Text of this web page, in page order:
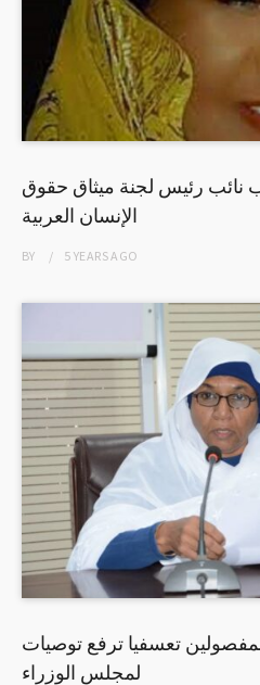
نائب رئيس لجنة ميثاق حقوق
الإنسان العربية
BY 5 YEARSAGO
تعسفيا ترفع توصيات
لمجلس الوزراء